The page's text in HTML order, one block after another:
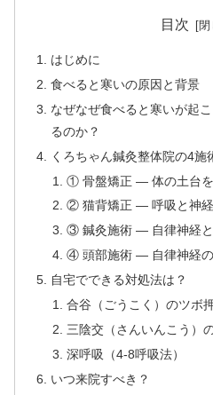
目次
はじめに
食べると寒いの原因と背景
なぜなぜ食べると寒いが起
るのか？
くろちゃん鍼灸整体院の4施
① 骨盤矯正 — 体の土台を
② 猫背矯正 — 呼吸と神経
③ 鍼灸施術 — 自律神経
④ 頭部施術 — 自律神経の
自宅でできる対処法は？
合谷（ごうこく）のツボ
三陰交（さんいんこう）
深呼吸（4-8呼吸法）
いつ来院すべき？